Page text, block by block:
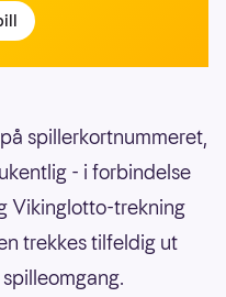
spillerkortnummeret,
- i forbindelse
Vikinglotto-trekning
trekkes tilfeldig ut